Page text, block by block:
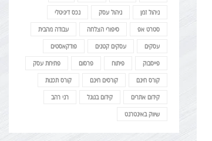
ניהול זמן ניהול עסק נכס דיגיטלי
סטרט אפ סיפורי הצלחה עבודה מהבית
עסקים עסקים קטנים פודקאסטים
פייסבוק פיתוח פרסום פתיחת עסק
קורס חינם קורסים חינם קורס תכנות
קידום אתרים קידום בגוגל רני רהב
שיווק באינטרנט